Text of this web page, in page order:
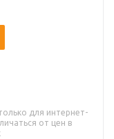
для интернет-
от цен в